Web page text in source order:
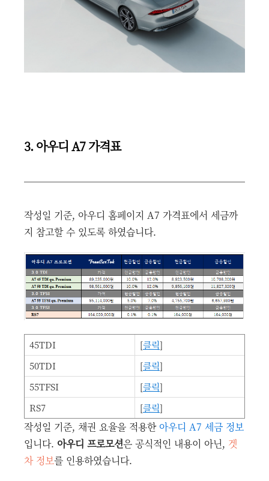
3. 아우디 A7 가격표
작성일 기준, 아우디 홈페이지 A7 가격표에서 세금까
지 참고할 수 있도록 하였습니다.
45TDI [클릭]
50TDI
[클릭]
55TFSI
[클릭]
RS7
[클릭]
작성일 기준, 채권 요율을 적용한 아우디 A7 세금 정보
입니다. 아우디 프로모션은 공식적인 내용이 아닌, 겟
차 정보를 인용하였습니다.